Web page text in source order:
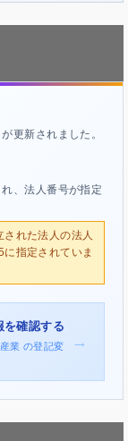
更新されました。
、法人番号が指定
れた法人の法人
指定されていま
を確認する
業 の登記変
→